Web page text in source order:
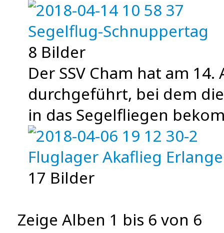
Segelflug-Schnuppertag
8 Bilder
Der SSV Cham hat am
durchgeführt, bei dem
in das Segelfliegen
Fluglager Akaflieg
17 Bilder
Zeige Alben 1 bis 6 von 6